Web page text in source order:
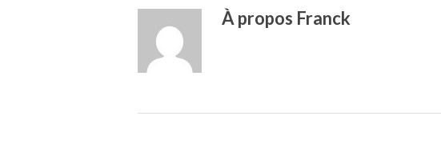
À propos Franck